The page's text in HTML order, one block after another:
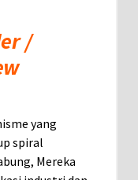
/
yang
spiral
Mereka